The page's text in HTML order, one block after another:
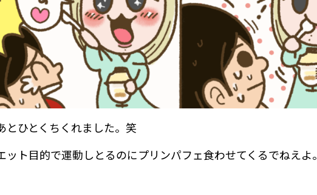
とひとくちくれました。笑
ット目的で運動しとるのにプリンパフェ食わせてくるでねえよ。